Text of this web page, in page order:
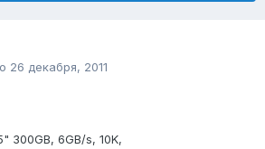
26 декабря, 2011
300GB, 6GB/s, 10K,